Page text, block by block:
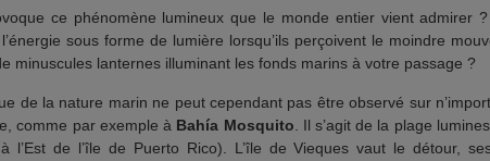
ce phénomène lumineux que le monde entier vient admirer
sous forme de lumière lorsqu’ils perçoivent le moindre
minuscules lanternes illuminant les fonds marins à votre passage ?
de la nature marin ne peut cependant pas être observé sur
comme par exemple à Bahía Mosquito . Il s’agit de la plage
l’Est de l’île de Puerto Rico). L’île de Vieques vaut le détour,